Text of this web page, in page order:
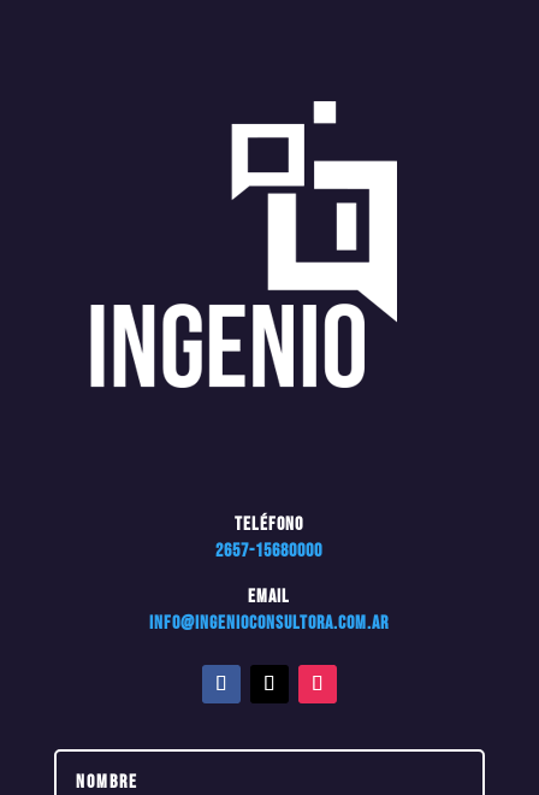
Teléfono
2657-15680000
Email
info@ingenioconsultora.com.ar